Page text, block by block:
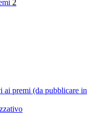
2
ai premi (da pubblicare in